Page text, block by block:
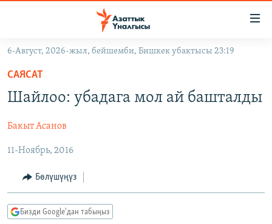
Навигацияга
өтүңүз
Издөөгө
салыңыз
САЯСАТ
ЭКОНОМИКА
МАДАНИЯТ
ДҮЙНӨ
БОРБОР АЗИЯ
УКРАИНА
АТАЙЫН ИЛИКТӨӨ
ТВ ПРОГРАММАЛАР
БҮГҮН АЗАТТЫКТА
ЭКСПЕРТТЕР ТАЛДАЙТ
ПОДКАСТ
ӨЗГӨЧӨ ПИКИР
6-Август, 2026-жыл, бейшемби, Бишкек убактысы 23:19
САЯСАТ
Шайлоо: убадага мол ай башталды
Бакыт Асанов
11-Ноябрь, 2016
Бөлүшүңүз
Бизди Google'дан табыңыз